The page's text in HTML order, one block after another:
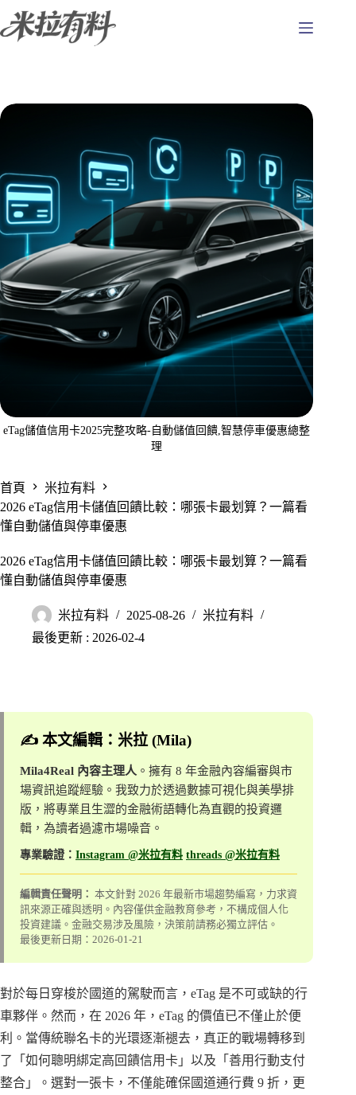
至
容
eTag儲值信用卡2025完整攻略-自動儲值回饋,智慧停車優惠總整
理
首頁
米拉有料
2026 eTag信用卡儲值回饋比較：哪張卡最划算？一篇看
懂自動儲值與停車優惠
2026 eTag信用卡儲值回饋比較：哪張卡最划算？一篇看
懂自動儲值與停車優惠
米拉有料 2025-08-26
米拉有料
最後更新 : 2026-02-4
✍️ 本文編輯：米拉 (Mila)
Mila4Real 內容主理人 。擁有 8 年金融內容編審與市
場資訊追蹤經驗。我致力於透過數據可視化與美學排
版，將專業且生澀的金融術語轉化為直觀的投資邏
輯，為讀者過濾市場噪音。
專業驗證： Instagram @米拉有料 threads @米拉有料
編輯責任聲明： 本文針對 2026 年最新市場趨勢編寫，力求資
訊來源正確與透明。內容僅供金融教育參考，不構成個人化
投資建議。金融交易涉及風險，決策前請務必獨立評估。
最後更新日期：2026-01-21
對於每日穿梭於國道的駕駛而言，eTag 是不可或缺的行
車夥伴。然而，在 2026 年，eTag 的價值已不僅止於便
利。當傳統聯名卡的光環逐漸褪去，真正的戰場轉移到
了「如何聰明綁定高回饋信用卡」以及「善用行動支付
整合」。選對一張卡，不僅能確保國道通行費 9 折，更